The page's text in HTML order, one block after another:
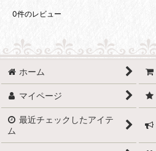
0件のレビュー
ホーム
マイページ
最近チェックしたアイテ
ム